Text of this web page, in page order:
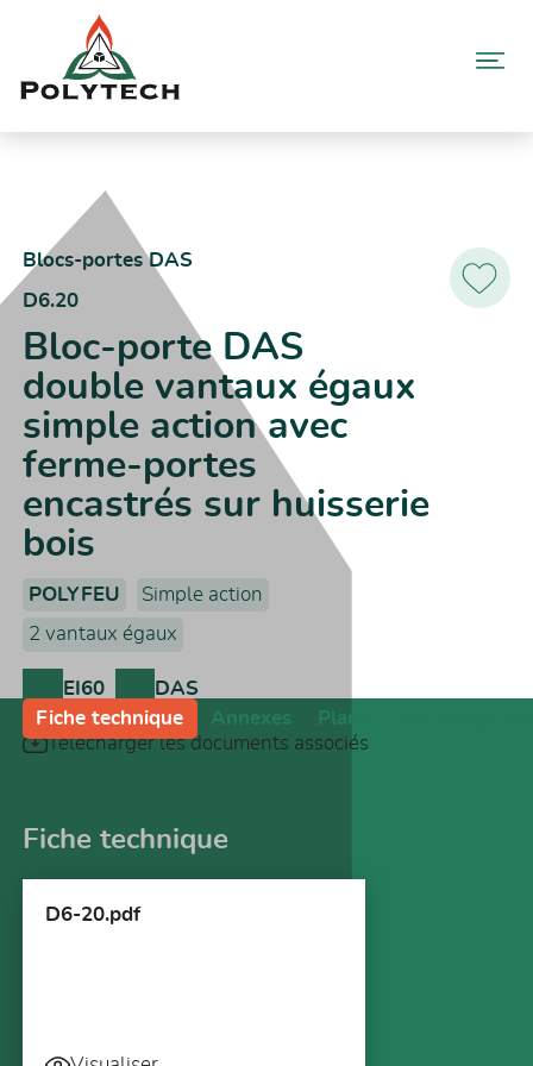
contenu
ferme-portes encastrés sur huisserie bois
Ajoutez
Blocs-portes DAS
D6.20
Bloc-porte DAS
double vantaux égaux
simple action avec
ferme-portes
encastrés sur huisserie
bois
POLYFEU
Simple action
2 vantaux égaux
EI60 DAS
Télécharger les documents associés
Fiche technique Annexes Plans
Fiche technique
D6-20.pdf